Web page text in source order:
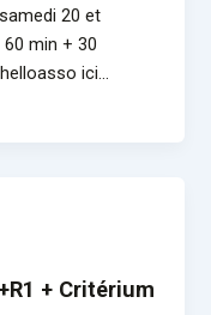
20 et
min + 30
ici…
+ Critérium